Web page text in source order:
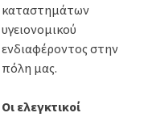
καταστημάτων
υγειονομικού
ενδιαφέροντος στην
πόλη μας.
Οι ελεγκτικοί